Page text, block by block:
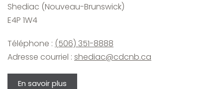
Shediac (Nouveau-Brunswick)
E4P 1W4
Téléphone : (506) 351-8888
Adresse courriel : shediac@cdcnb.ca
En savoir plus